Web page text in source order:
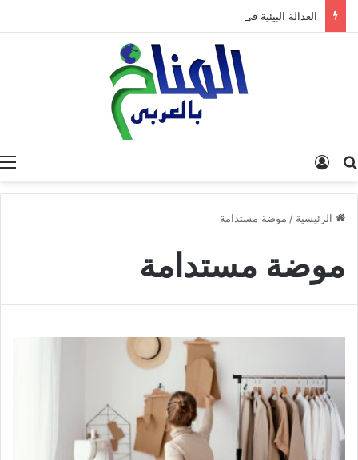
البحث عن
الرئيسية / موضة مستدامة
موضة مستدامة